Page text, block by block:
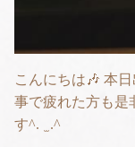
こんにちは🎶 本
事で疲れた方も是
す^. ̫ .^